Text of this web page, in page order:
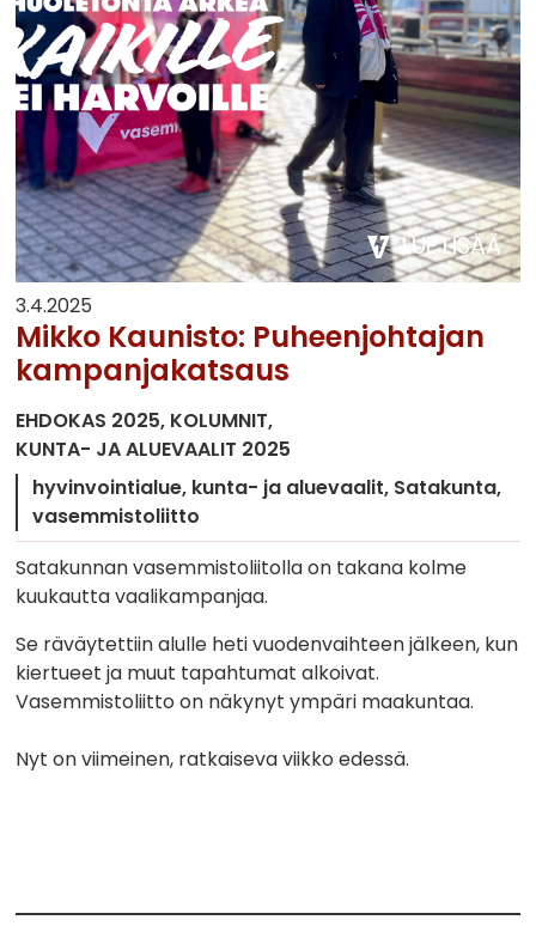
LUE LISÄÄ
3.4.2025
Mikko Kaunisto: Puheenjohtajan
kampanjakatsaus
EHDOKAS 2025 KOLUMNIT
KUNTA- JA ALUEVAALIT 2025
hyvinvointialue kunta- ja aluevaalit Satakunta
vasemmistoliitto
Satakunnan vasemmistoliitolla on takana kolme
kuukautta vaalikampanjaa.
Se räväytettiin alulle heti vuodenvaihteen jälkeen, kun
kiertueet ja muut tapahtumat alkoivat.
Vasemmistoliitto on näkynyt ympäri maakuntaa.
Nyt on viimeinen, ratkaiseva viikko edessä.